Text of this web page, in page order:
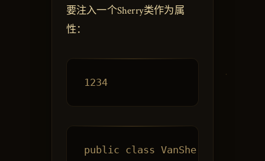
要注入一个Sherry类作为属
性：
1234